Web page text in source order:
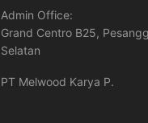
Admin Office:
Grand Centro B25,
Selatan
PT Melwood Karya P.